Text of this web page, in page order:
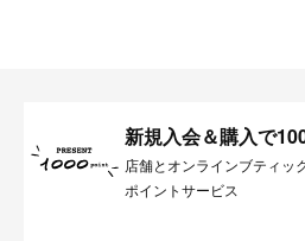
新規入会＆購入で
店舗とオンラインブティッ
ポイントサービス